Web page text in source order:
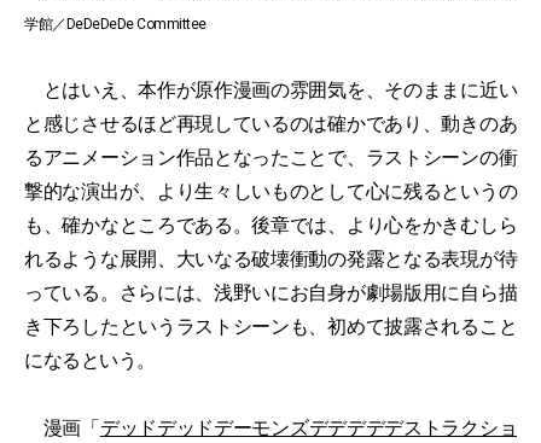
学館／DeDeDeDe Committee
とはいえ、本作が原作漫画の雰囲気を、そのままに近い
と感じさせるほど再現しているのは確かであり、動きのあ
るアニメーション作品となったことで、ラストシーンの衝
撃的な演出が、より生々しいものとして心に残るというの
も、確かなところである。後章では、より心をかきむしら
れるような展開、大いなる破壊衝動の発露となる表現が待
っている。さらには、浅野いにお自身が劇場版用に自ら描
き下ろしたというラストシーンも、初めて披露されること
になるという。
漫画「デッドデッドデーモンズデデデデデストラクショ